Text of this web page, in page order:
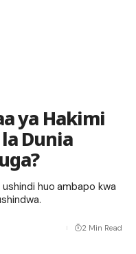
ya Hakimi
Dunia
huo ambapo kwa
2 Min Read